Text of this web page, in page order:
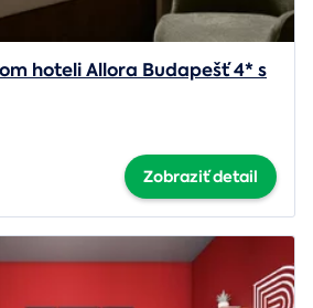
hoteli Allora Budapešť 4* s
Zobraziť detail